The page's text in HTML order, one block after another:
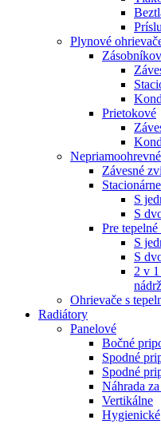
Plynové
Prietokové
Závesné
Stacionárne
S
S
Pre tepelné
S
S
2 v
nádrž
Ohrievače s
Radiátory
Panelové
Bočné
Spodné
Spodné
Náhrada
Vertikálne
Hygienické